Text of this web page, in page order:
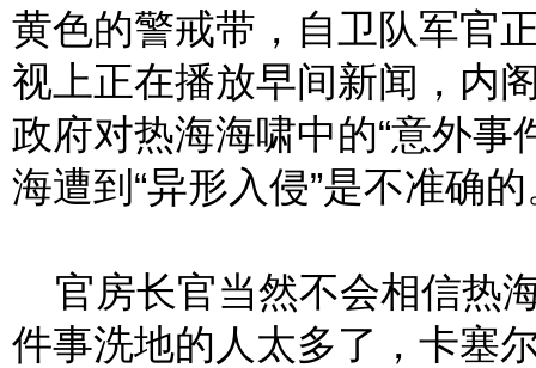
黄色的警戒带，自卫队军官
视上正在播放早间新闻，内
政府对热海海啸中的“意外事
海遭到“异形入侵”是不准确
官房长官当然不会相信热
件事洗地的人太多了，卡塞